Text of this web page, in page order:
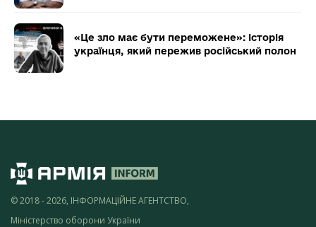
«Це зло має бути переможене»: історія
українця, який пережив російський полон
© 2018 - 2026, ІНФОРМАЦІЙНЕ АГЕНТСТВО,
Міністерство оборони України